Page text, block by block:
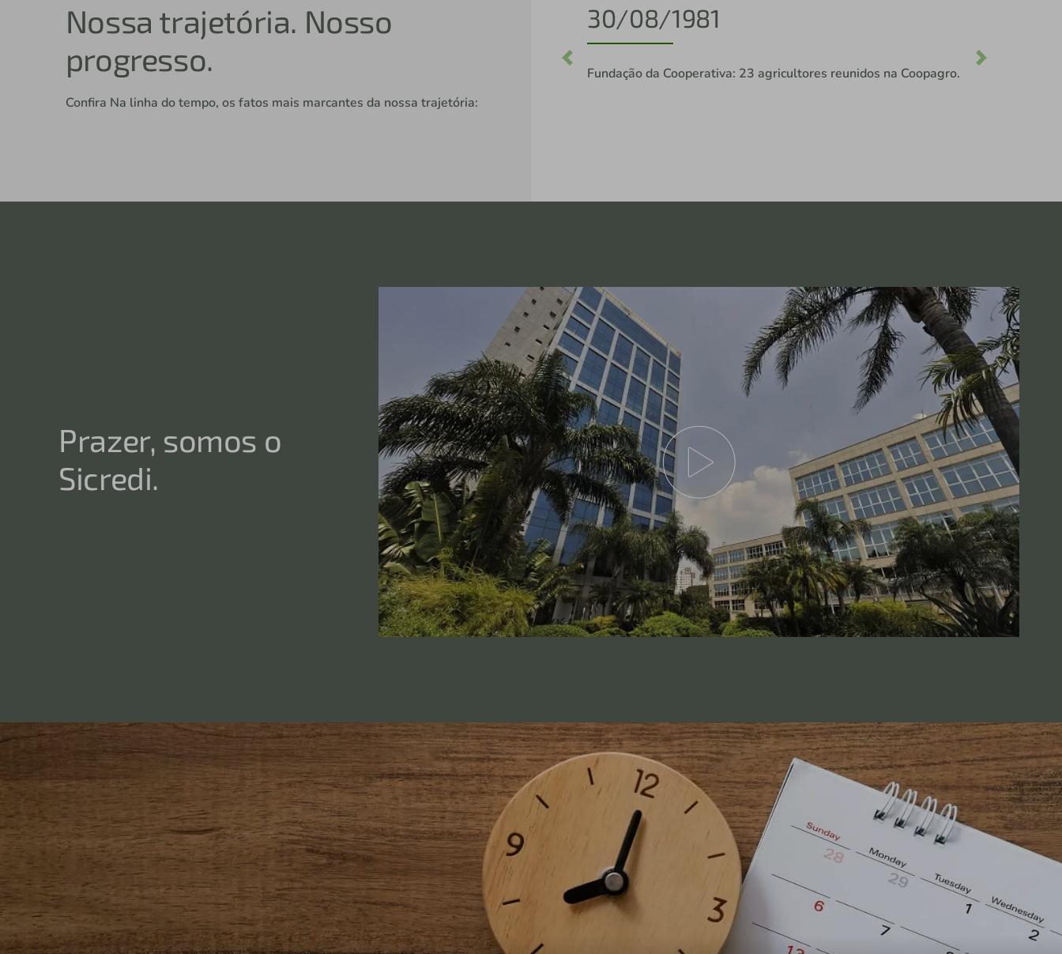
Nossa trajetória. Nosso
progresso.
Confira Na linha do tempo, os fatos mais marcantes da nossa trajetória:
1982
Sobras da Coopagro: São destinadas a formação de capital da
Prazer, somos o